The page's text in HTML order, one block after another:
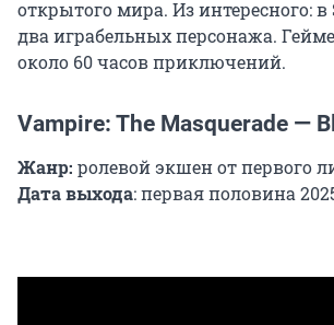
открытого мира. Из интересного: в
два играбельных персонажа.
около 60 часов приключений.
Vampire: The Masquerade —
Жанр: ролевой экшен от первого
Дата выхода: первая половина